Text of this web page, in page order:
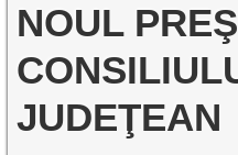
NOUL
JUDEŢEAN